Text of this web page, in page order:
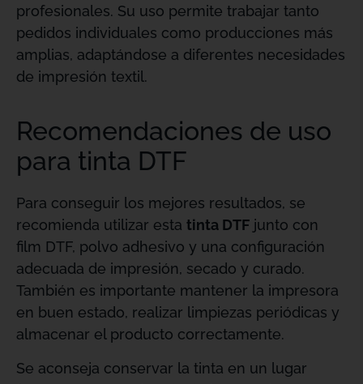
profesionales. Su uso permite trabajar tanto
pedidos individuales como producciones más
amplias, adaptándose a diferentes necesidades
de impresión textil.
Recomendaciones de uso
para tinta DTF
Para conseguir los mejores resultados, se
recomienda utilizar esta tinta DTF junto con
film DTF, polvo adhesivo y una configuración
adecuada de impresión, secado y curado.
También es importante mantener la impresora
en buen estado, realizar limpiezas periódicas y
almacenar el producto correctamente.
Se aconseja conservar la tinta en un lugar